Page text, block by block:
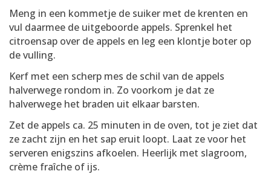
Meng in een kommetje de suiker met de krenten en
vul daarmee de uitgeboorde appels. Sprenkel het
citroensap over de appels en leg een klontje boter op
de vulling.
Kerf met een scherp mes de schil van de appels
halverwege rondom in. Zo voorkom je dat ze
halverwege het braden uit elkaar barsten.
Zet de appels ca. 25 minuten in de oven, tot je ziet dat
ze zacht zijn en het sap eruit loopt. Laat ze voor het
serveren enigszins afkoelen. Heerlijk met slagroom,
crème fraîche of ijs.